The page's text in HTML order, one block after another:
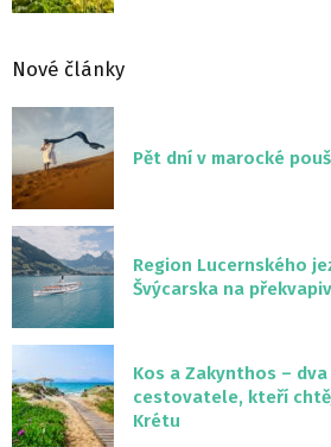
Nové články
Pět dní v marocké
Region Lucernského
Švýcarska na
Kos a Zakynthos –
cestovatele, kteří
Krétu